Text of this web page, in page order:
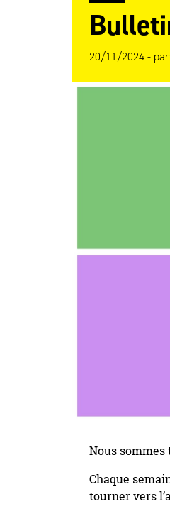
20/11/2024 - par
Nous
Chaque
tourner vers